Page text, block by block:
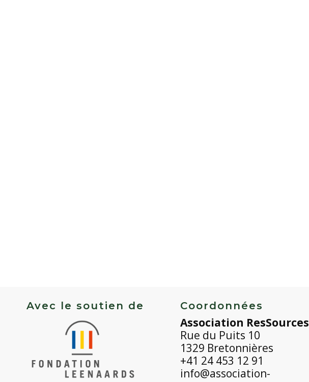
Avec le soutien de Coordonnées
Association ResSources
Rue du Puits 10
1329 Bretonnières
+41 24 453 12 91
info@association-